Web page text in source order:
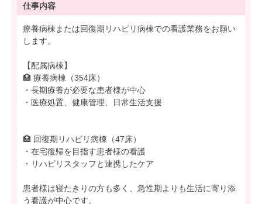
仕事内容
療養病棟または回復期リハビリ病棟での看護業務をお願い
します。
【配属病棟】
🏥 療養病棟（354床）
・長期療養が必要な患者様が中心
・医療処置、健康管理、日常生活支援
🏥 回復期リハビリ病棟（47床）
・在宅復帰を目指す患者様の看護
・リハビリスタッフと連携したケア
患者様は寝たきりの方も多く、急性期よりも生活に寄り添
う看護が中心です。